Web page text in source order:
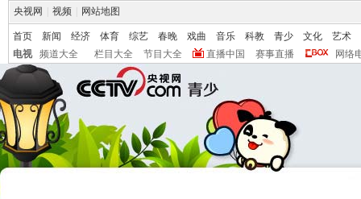
央视网 视频 网站地图
首页 新闻 经济 体育 综艺 春晚 戏曲 音乐 科教 青少 文化
艺术
电视
频道大全 栏目大全 节目大全 直播中国 赛事直播 网络